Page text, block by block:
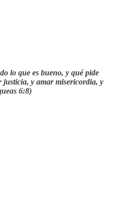
lo que es bueno, y qué pide
justicia, y amar misericordia, y
6:8)